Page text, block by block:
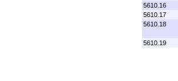
5610.16
5610.17
5610.18
5610.19